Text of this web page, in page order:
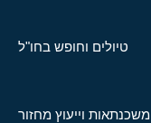
טיולים וחופש בחו"ל
משכנתאות וייעוץ מחזור